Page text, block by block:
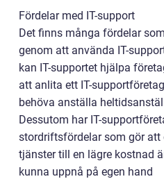
Fördelar med IT-support
Det finns många fördelar
genom att använda IT-
kan IT-supportet hjälpa
att anlita ett IT-
behöva anställa
Dessutom har IT-
stordriftsfördelar som gör
tjänster till en lägre kostnad
kunna uppnå på egen hand